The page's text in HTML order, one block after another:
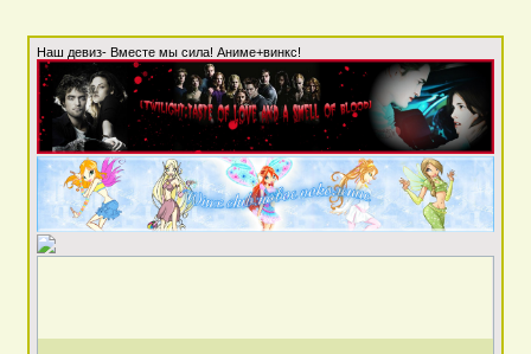
Наш девиз- Вместе мы сила! Аниме+винкс!